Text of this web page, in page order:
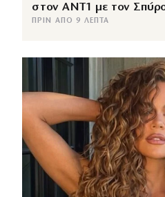
στον ANT1 με τον
ΠΡΙΝ ΑΠΌ 9 ΛΕΠΤΆ